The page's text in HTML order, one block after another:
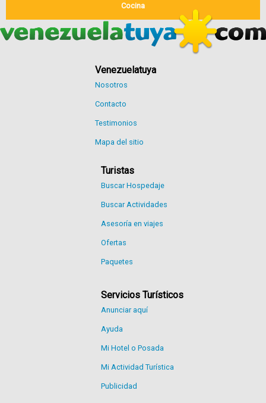
Cocina
Venezuelatuya
Nosotros
Contacto
Testimonios
Mapa del sitio
Turistas
Buscar Hospedaje
Buscar Actividades
Asesoría en viajes
Ofertas
Paquetes
Servicios Turísticos
Anunciar aquí
Ayuda
Mi Hotel o Posada
Mi Actividad Turística
Publicidad